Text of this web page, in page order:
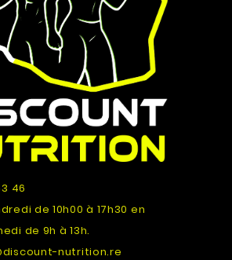
46
de 10h00 à 17h30 en
de 9h à 13h.
nutrition.re